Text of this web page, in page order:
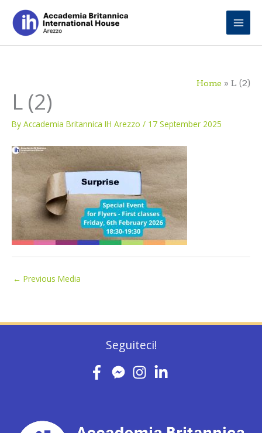
content
Home L (2)
L (2)
By Accademia Britannica IH Arezzo / 17 September 2025
← Previous Media
Seguiteci!